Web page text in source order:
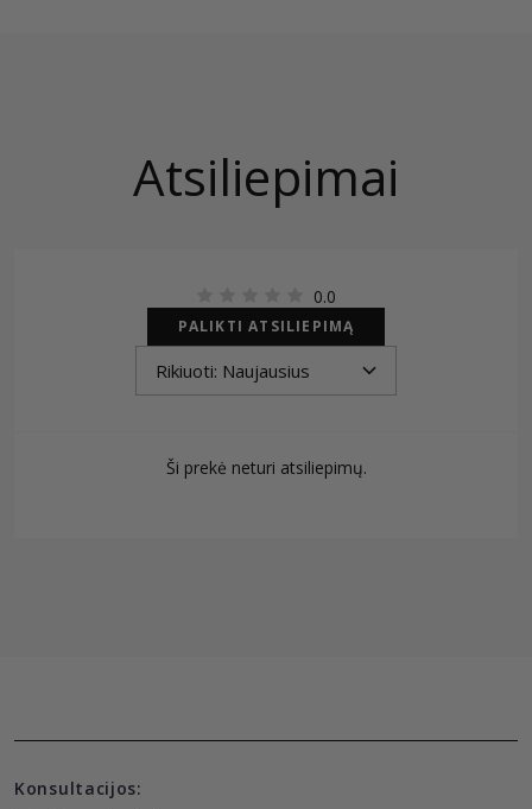
Atsiliepimai
0.0
PALIKTI ATSILIEPIMĄ
Ši prekė neturi atsiliepimų.
Konsultacijos: